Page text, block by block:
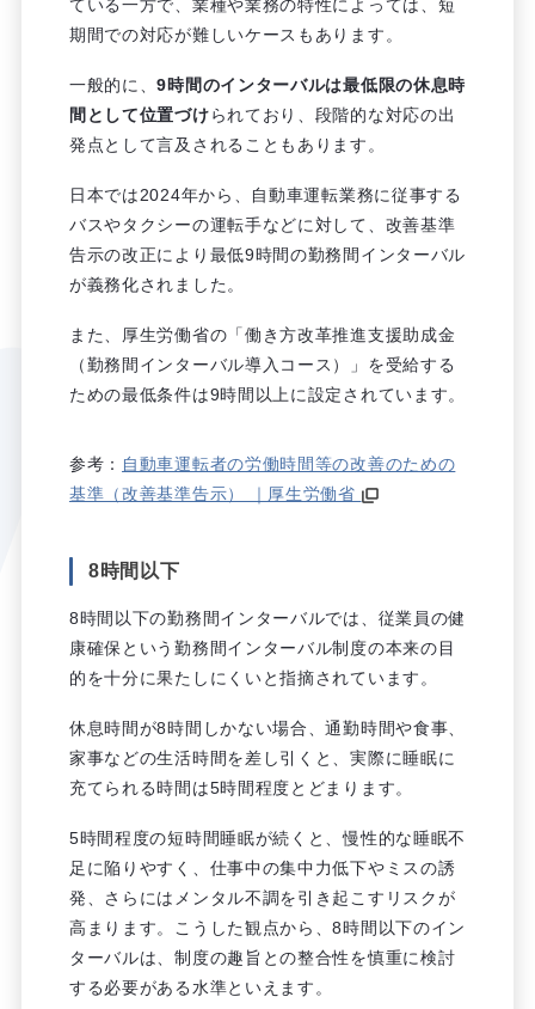
ている一方で、業種や業務の特性によっては、短
期間での対応が難しいケースもあります。
一般的に、9時間のインターバルは最低限の休息時
間として位置づけられており、段階的な対応の出
発点として言及されることもあります。
日本では2024年から、自動車運転業務に従事する
バスやタクシーの運転手などに対して、改善基準
告示の改正により最低9時間の勤務間インターバル
が義務化されました。
また、厚生労働省の「働き方改革推進支援助成金
（勤務間インターバル導入コース）」を受給する
ための最低条件は9時間以上に設定されています。
参考： 自動車運転者の労働時間等の改善のための
基準（改善基準告示） ｜厚生労働省
8時間以下
8時間以下の勤務間インターバルでは、従業員の健
康確保という勤務間インターバル制度の本来の目
的を十分に果たしにくいと指摘されています。
休息時間が8時間しかない場合、通勤時間や食事、
家事などの生活時間を差し引くと、実際に睡眠に
充てられる時間は5時間程度とどまります。
5時間程度の短時間睡眠が続くと、慢性的な睡眠不
足に陥りやすく、仕事中の集中力低下やミスの誘
発、さらにはメンタル不調を引き起こすリスクが
高まります。こうした観点から、8時間以下のイン
ターバルは、制度の趣旨との整合性を慎重に検討
する必要がある水準といえます。